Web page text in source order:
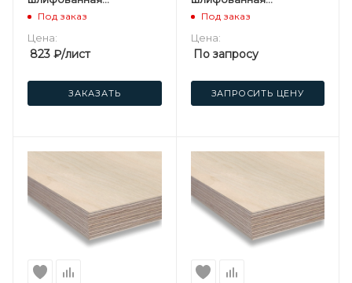
березовая
Под заказ
Цена:
823 ₽/лист
ЗАКАЗАТЬ
березовая
Под заказ
Цена:
По запросу
ЗАПРОСИТЬ ЦЕНУ